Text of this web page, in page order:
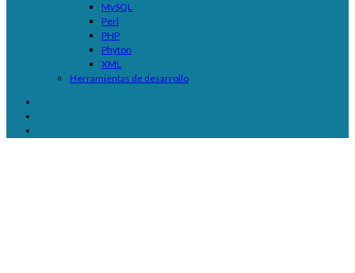
MySQL
Perl
PHP
Phyton
XML
Herramientas de desarrollo